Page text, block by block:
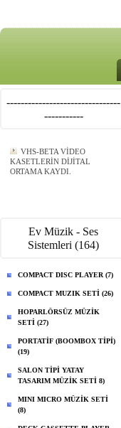
--------------------------------
-----------
VHS-BETA VİDEO
KASETLERİN DİJİTAL
ORTAMA KAYDI.
Ev Müzik - Ses
Sistemleri (164)
COMPACT DISC PLAYER (7)
COMPACT MUZIK SETİ (26)
HOPARLÖRSÜZ MÜZİK
SETİ (27)
PORTATİF (BOOMBOX TİPİ)
(19)
SALON TİPİ YATAY
TASARIM MÜZİK SETİ 8)
MINI MICRO MÜZİK SETİ
(8)